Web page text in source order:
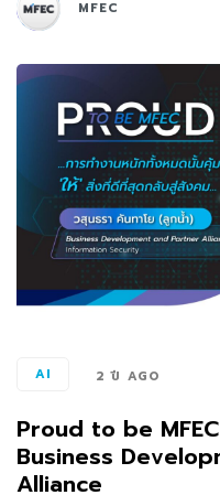
MFEC
AI 2 ปี AGO
Proud to be
Business
Alliance